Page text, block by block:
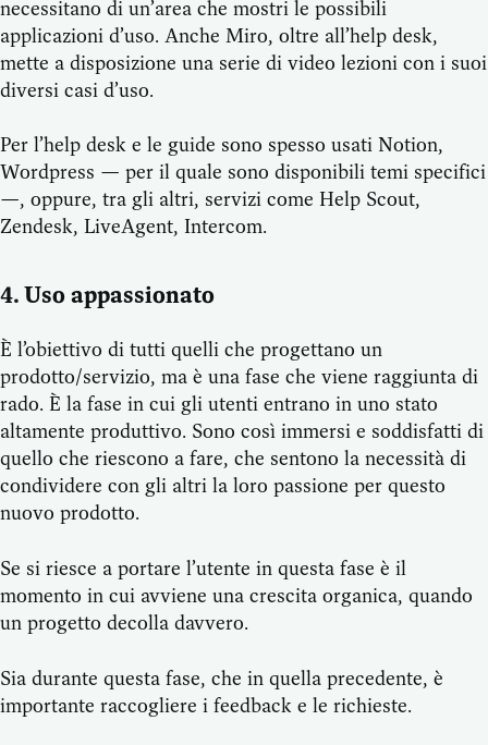
necessitano di un’area che mostri le possibili
applicazioni d’uso. Anche Miro, oltre all’help desk,
mette a disposizione una serie di video lezioni con i suoi
diversi casi d’uso.
Per l’help desk e le guide sono spesso usati Notion,
Wordpress — per il quale sono disponibili temi specifici
—, oppure, tra gli altri, servizi come Help Scout,
Zendesk, LiveAgent, Intercom.
4. Uso appassionato
È l’obiettivo di tutti quelli che progettano un
prodotto/servizio, ma è una fase che viene raggiunta di
rado. È la fase in cui gli utenti entrano in uno stato
altamente produttivo. Sono così immersi e soddisfatti di
quello che riescono a fare, che sentono la necessità di
condividere con gli altri la loro passione per questo
nuovo prodotto.
Se si riesce a portare l’utente in questa fase è il
momento in cui avviene una crescita organica, quando
un progetto decolla davvero.
Sia durante questa fase, che in quella precedente, è
importante raccogliere i feedback e le richieste.